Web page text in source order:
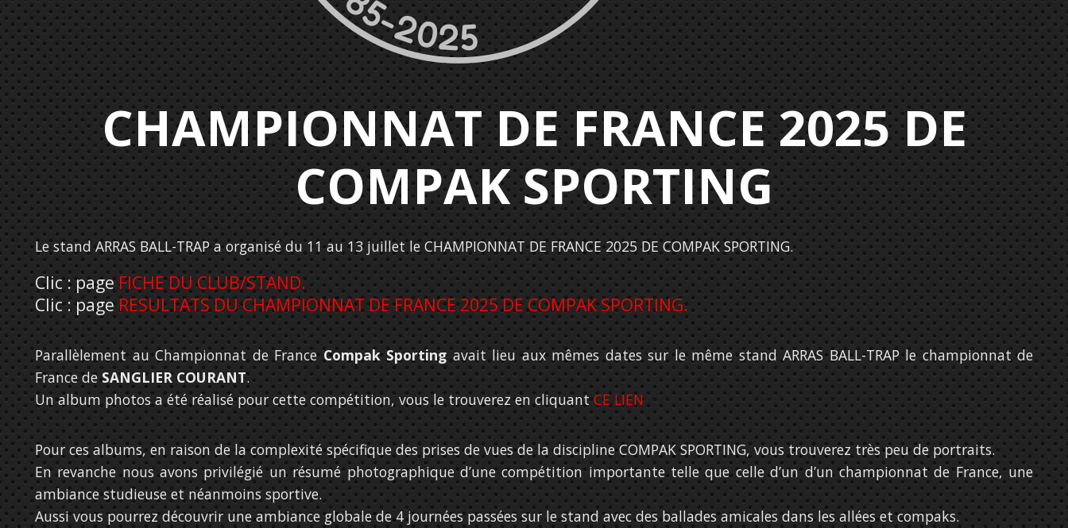
CHAMPIONNAT DE FRANCE 2025 DE
COMPAK SPORTING
Le stand ARRAS BALL-TRAP a organisé du 11 au 13 juillet le CHAMPIONNAT DE FRANCE 2025 DE COMPAK SPORTING.
Clic : pageFICHE DU CLUB/STAND.
Clic : pageRESULTATS DU CHAMPIONNAT DE FRANCE 2025 DE COMPAK SPORTING.
Parallèlement au Championnat de FranceCompak Sportingavait lieu aux mêmes dates sur le même stand ARRAS BALL-TRAP le championnat de
France deSANGLIER COURANT.
Un album photos a été réalisé pour cette compétition, vous le trouverez en cliquantCE LIEN
Pour ces albums, en raison de la complexité spécifique des prises de vues de la discipline COMPAK SPORTING, vous trouverez très peu de portraits.
En revanche nous avons privilégié un résumé photographique d’une compétition importante telle que celle d’un d’un championnat de France, une
ambiance studieuse et néanmoins sportive.
Aussi vous pourrez découvrir une ambiance globale de 4 journées passées sur le stand avec des ballades amicales dans les allées et compaks.